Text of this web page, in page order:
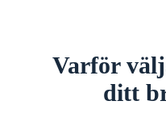
Varför
ditt